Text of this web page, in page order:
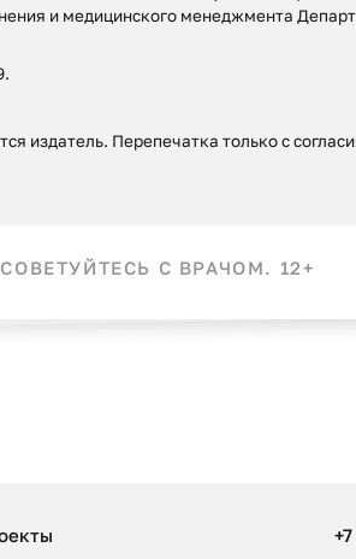
и медицинского менеджмента
издатель. Перепечатка только с
С ВРАЧОМ. 12+